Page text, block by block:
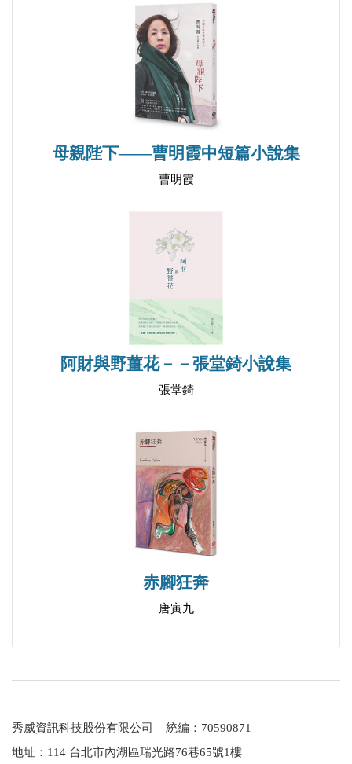
為什麼瑞士人不願還清房貸？
母親陛下——曹明霞中短篇小說集
曹明霞
阿財與野薑花－－張堂錡小說集
張堂錡
赤腳狂奔
唐寅九
秀威資訊科技股份有限公司 統編：70590871
地址：114 台北市內湖區瑞光路76巷65號1樓